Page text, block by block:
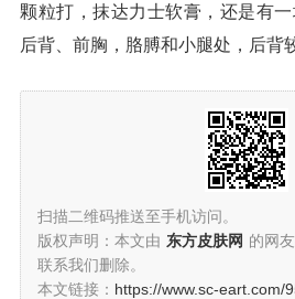
颗粒打，抹达力士软膏，还是有
后背、前胸，胳膊和小腿处，后背
扫描二维码推送至手机访问。
版权声明：本文由 东方皮肤网 的网
联系我们删除。
本文链接： https://www.sc-eart.com/